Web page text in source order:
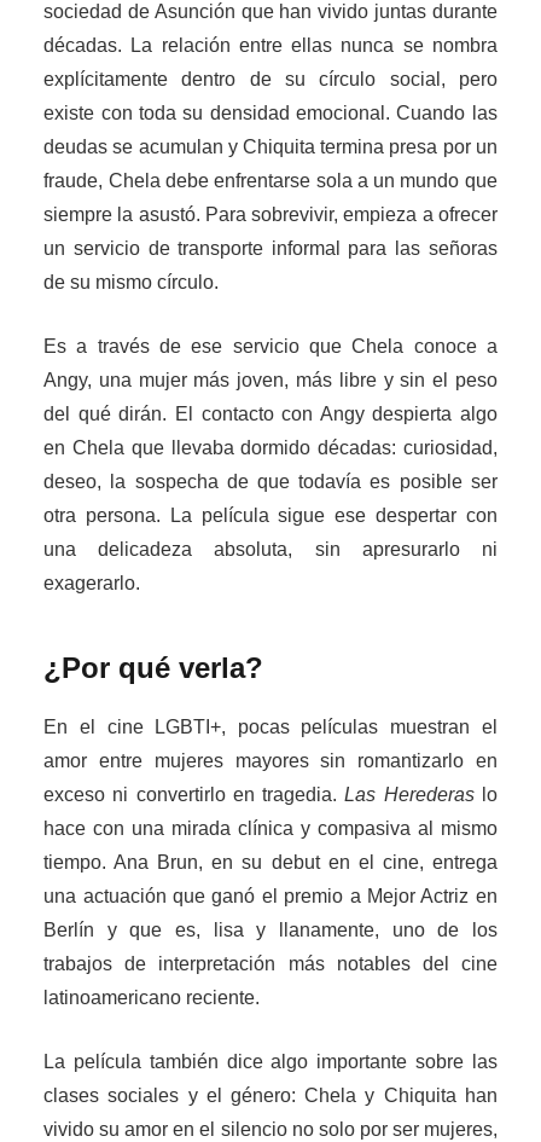
sociedad de Asunción que han vivido juntas durante
décadas. La relación entre ellas nunca se nombra
explícitamente dentro de su círculo social, pero
existe con toda su densidad emocional. Cuando las
deudas se acumulan y Chiquita termina presa por un
fraude, Chela debe enfrentarse sola a un mundo que
siempre la asustó. Para sobrevivir, empieza a ofrecer
un servicio de transporte informal para las señoras
de su mismo círculo.
Es a través de ese servicio que Chela conoce a
Angy, una mujer más joven, más libre y sin el peso
del qué dirán. El contacto con Angy despierta algo
en Chela que llevaba dormido décadas: curiosidad,
deseo, la sospecha de que todavía es posible ser
otra persona. La película sigue ese despertar con
una delicadeza absoluta, sin apresurarlo ni
exagerarlo.
¿Por qué verla?
En el cine LGBTI+, pocas películas muestran el
amor entre mujeres mayores sin romantizarlo en
exceso ni convertirlo en tragedia.Las Herederaslo
hace con una mirada clínica y compasiva al mismo
tiempo. Ana Brun, en su debut en el cine, entrega
una actuación que ganó el premio a Mejor Actriz en
Berlín y que es, lisa y llanamente, uno de los
trabajos de interpretación más notables del cine
latinoamericano reciente.
La película también dice algo importante sobre las
clases sociales y el género: Chela y Chiquita han
vivido su amor en el silencio no solo por ser mujeres,